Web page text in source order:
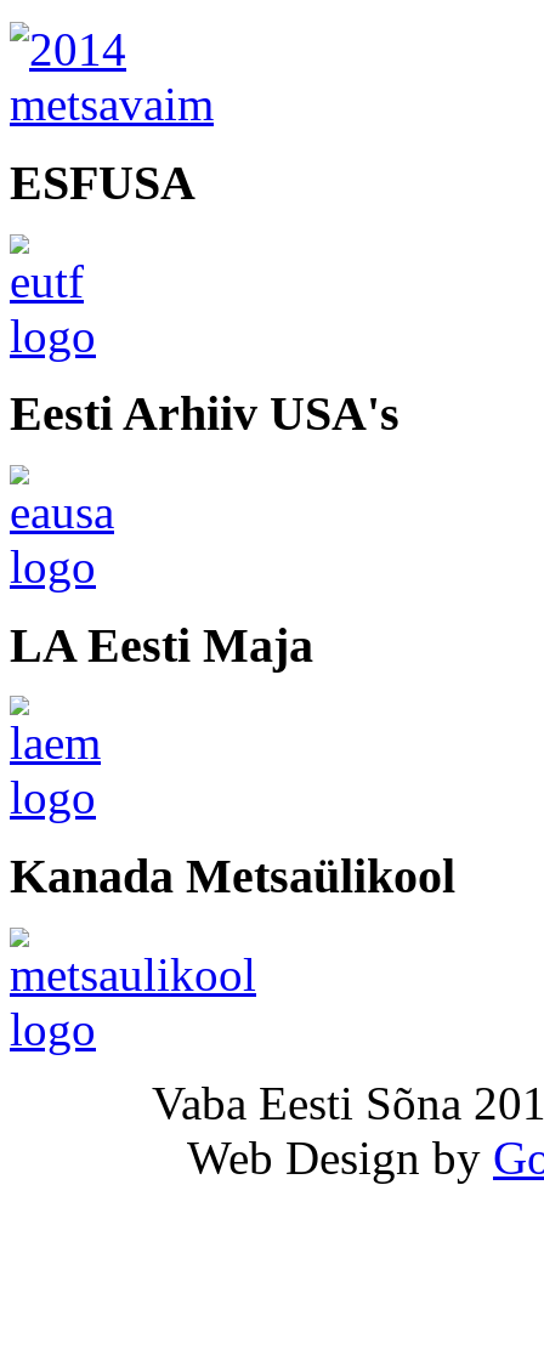
ESFUSA
Eesti Arhiiv USA's
LA Eesti Maja
Kanada Metsaülikool
Vaba Eesti Sõna
Web Design by